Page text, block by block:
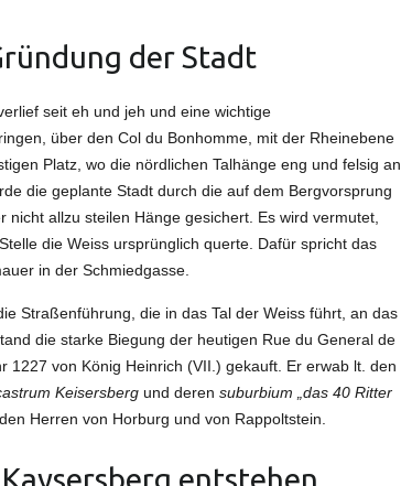
der Stadt
seit eh und jeh und eine wichtige
über den Col du Bonhomme, mit der Rheinebene
Platz, wo die nördlichen Talhänge eng und felsig an
die geplante Stadt durch die auf dem Bergvorsprung
allzu steilen Hänge gesichert. Es wird vermutet,
die Weiss ursprünglich querte. Dafür spricht das
in der Schmiedgasse.
Straßenführung, die in das Tal der Weiss führt, an das
die starke Biegung der heutigen Rue du General de
1227 von König Heinrich (VII.) gekauft. Er erwab lt. den
Keisersberg und derensuburbium „das 40 Ritter
Herren von Horburg und von Rappoltstein.
entstehen